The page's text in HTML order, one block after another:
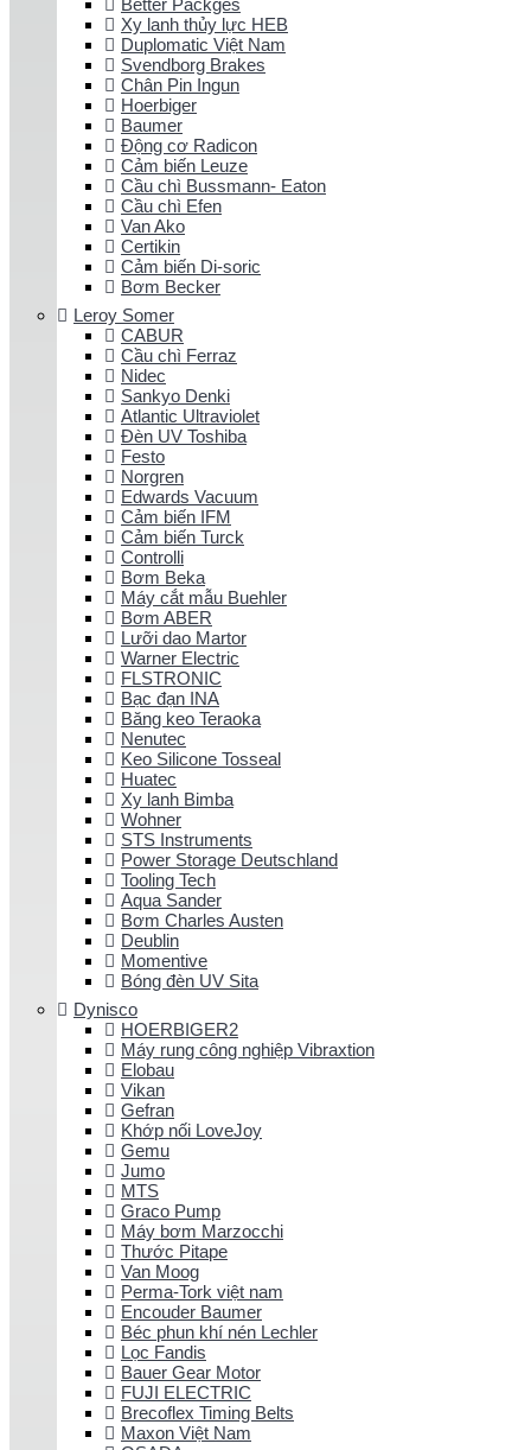
Xy lanh thủy lực HEB
Duplomatic Việt Nam
Svendborg Brakes
Chân Pin Ingun
Hoerbiger
Baumer
Động cơ Radicon
Cảm biến Leuze
Cầu chì Bussmann- Eaton
Cầu chì Efen
Van Ako
Certikin
Cảm biến Di-soric
Bơm Becker
Leroy Somer
CABUR
Cầu chì Ferraz
Nidec
Sankyo Denki
Atlantic Ultraviolet
Đèn UV Toshiba
Festo
Norgren
Edwards Vacuum
Cảm biến IFM
Cảm biến Turck
Controlli
Bơm Beka
Máy cắt mẫu Buehler
Bơm ABER
Lưỡi dao Martor
Warner Electric
FLSTRONIC
Bạc đạn INA
Băng keo Teraoka
Nenutec
Keo Silicone Tosseal
Huatec
Xy lanh Bimba
Wohner
STS Instruments
Power Storage Deutschland
Tooling Tech
Aqua Sander
Bơm Charles Austen
Deublin
Momentive
Bóng đèn UV Sita
Dynisco
HOERBIGER2
Máy rung công nghiệp Vibraxtion
Elobau
Vikan
Gefran
Khớp nối LoveJoy
Gemu
Jumo
MTS
Graco Pump
Máy bơm Marzocchi
Thước Pitape
Van Moog
Perma-Tork việt nam
Encouder Baumer
Béc phun khí nén Lechler
Lọc Fandis
Bauer Gear Motor
FUJI ELECTRIC
Brecoflex Timing Belts
Maxon Việt Nam